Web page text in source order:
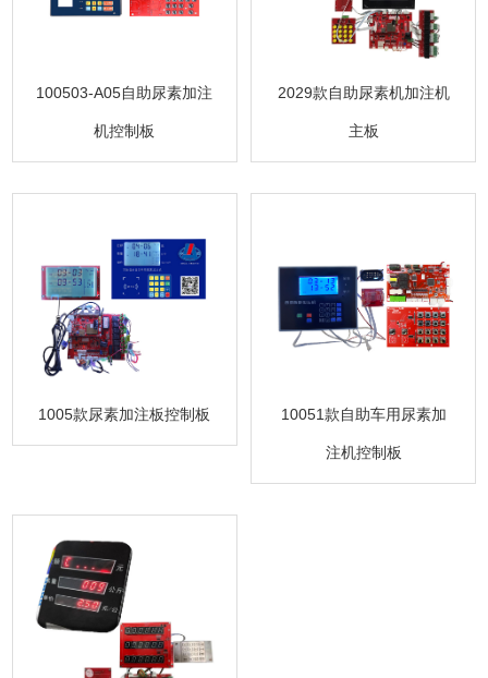
100503-A05自助尿素加注
机控制板
2029款自助尿素机加注机
主板
1005款尿素加注板控制板 10051款自助车用尿素加
注机控制板